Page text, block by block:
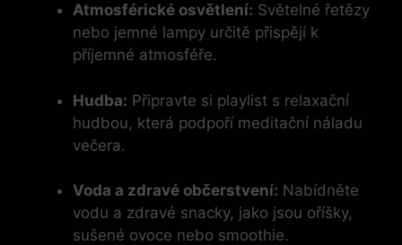
Atmosférické osvětlení: Světelné řetězy
nebo jemné lampy určitě přispějí k
příjemné atmosféře.
Hudba: Připravte si playlist s relaxační
hudbou, která podpoří meditační náladu
večera.
Voda a zdravé občerstvení: Nabídněte
vodu a zdravé snacky, jako jsou oříšky,
sušené ovoce nebo smoothie.